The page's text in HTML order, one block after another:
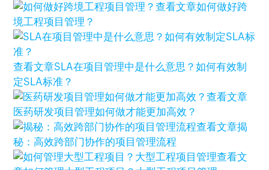
查看文章如何做好跨
境工程项目管理？
查看文章SLA在项目管理中是什么意思？如何有效制
定SLA标准？
查看文章
医药研发项目管理如何做才能更加高效？
查看文章揭
秘：高效跨部门协作的项目管理流程
查看文